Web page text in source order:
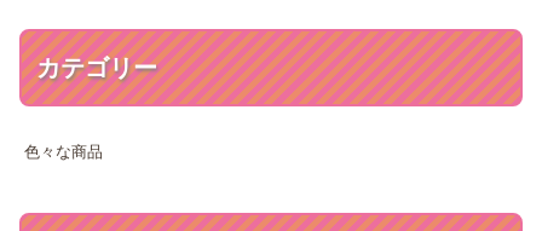
カテゴリー
色々な商品